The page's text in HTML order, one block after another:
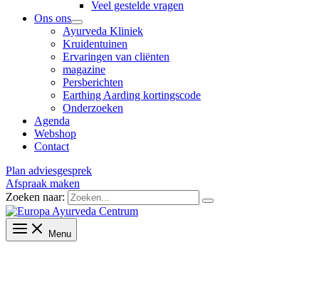
Veel gestelde vragen
Ons ons
Ayurveda Kliniek
Kruidentuinen
Ervaringen van cliënten
magazine
Persberichten
Earthing Aarding kortingscode
Onderzoeken
Agenda
Webshop
Contact
Plan adviesgesprek
Afspraak maken
Zoeken naar:
Menu